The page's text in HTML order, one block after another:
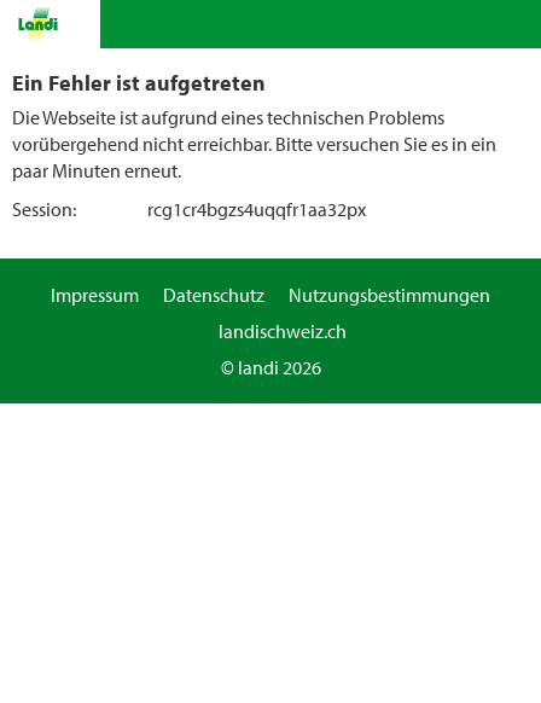
Ein Fehler ist aufgetreten
Die Webseite ist aufgrund eines technischen Problems
vorübergehend nicht erreichbar. Bitte versuchen Sie es in ein
paar Minuten erneut.
Session:
rcg1cr4bgzs4uqqfr1aa32px
Impressum Datenschutz
Nutzungsbestimmungen
landischweiz.ch
© landi 2026